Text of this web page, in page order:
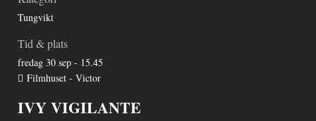
Tungvikt
Tid & plats
fredag 30 sep - 15.45
Filmhuset - Victor
IVY VIGILANTE